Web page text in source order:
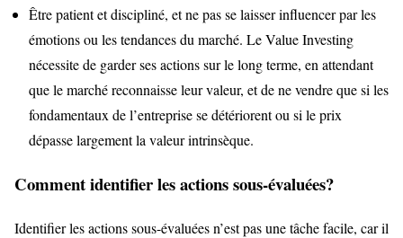
Être patient et discipliné, et ne pas se laisser influencer par les
émotions ou les tendances du marché. Le Value Investing
nécessite de garder ses actions sur le long terme, en attendant
que le marché reconnaisse leur valeur, et de ne vendre que si les
fondamentaux de l’entreprise se détériorent ou si le prix
dépasse largement la valeur intrinsèque.
Comment identifier les actions sous-évaluées?
Identifier les actions sous-évaluées n’est pas une tâche facile, car il